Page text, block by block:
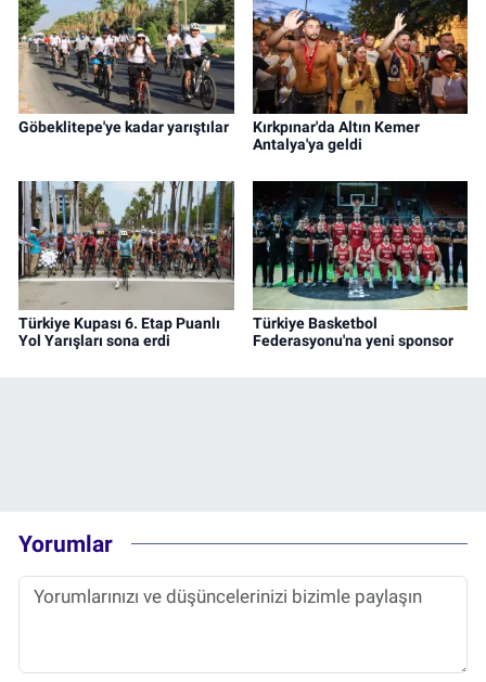
Göbeklitepe'ye kadar yarıştılar
Kırkpınar'da Altın Kemer
Antalya'ya geldi
Türkiye Kupası 6. Etap Puanlı
Yol Yarışları sona erdi
Türkiye Basketbol
Federasyonu'na yeni sponsor
Yorumlar